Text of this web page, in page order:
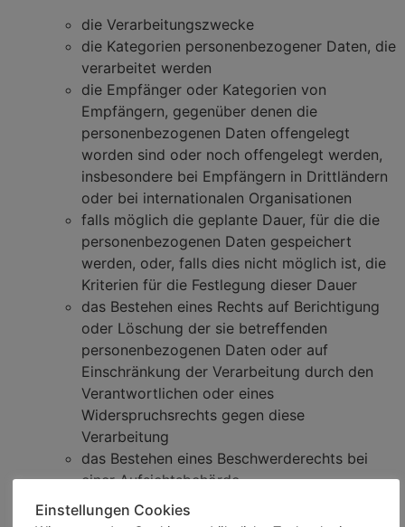
die Verarbeitungszwecke
die Kategorien personenbezogener Daten, die
verarbeitet werden
die Empfänger oder Kategorien von
Empfängern, gegenüber denen die
personenbezogenen Daten offengelegt
worden sind oder noch offengelegt werden,
insbesondere bei Empfängern in Drittländern
oder bei internationalen Organisationen
falls möglich die geplante Dauer, für die die
personenbezogenen Daten gespeichert
werden, oder, falls dies nicht möglich ist, die
Kriterien für die Festlegung dieser Dauer
das Bestehen eines Rechts auf Berichtigung
oder Löschung der sie betreffenden
personenbezogenen Daten oder auf
Einschränkung der Verarbeitung durch den
Verantwortlichen oder eines
Widerspruchsrechts gegen diese
Verarbeitung
das Bestehen eines Beschwerderechts bei
einer Aufsichtsbehörde
wenn die personenbezogenen Daten nicht bei
Einstellungen Cookies